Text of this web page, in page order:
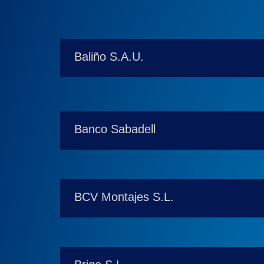
Baliño S.A.U.
Banco Sabadell
BCV Montajes S.L.